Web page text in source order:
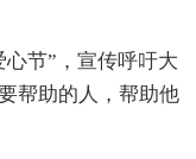
节”，宣传呼吁大
帮助的人，帮助他